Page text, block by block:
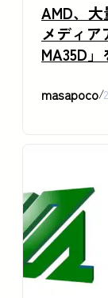
AMD、
メディア
MA35D
masapoco/